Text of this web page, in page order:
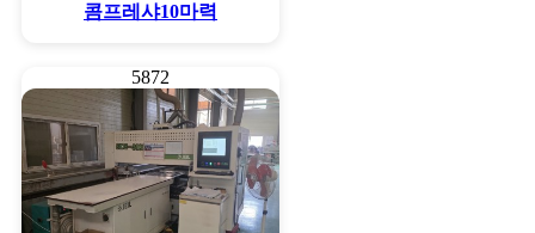
콤프레샤10마력
5872